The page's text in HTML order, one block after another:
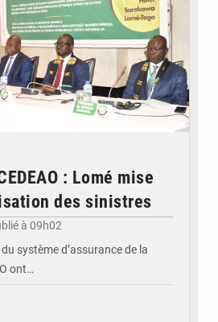
: Lomé mise
des sinistres
à 09h02
système d’assurance de la
ont…